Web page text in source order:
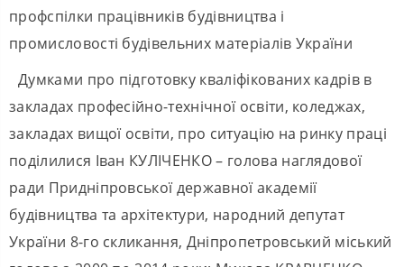
профспілки працівників будівництва і
промисловості будівельних матеріалів України
Думками про підготовку кваліфікованих кадрів в
закладах професійно-технічної освіти, коледжах,
закладах вищої освіти, про ситуацію на ринку праці
поділилися Іван КУЛІЧЕНКО – голова наглядової
ради Придніпровської державної академії
будівництва та архітектури, народний депутат
України 8-го скликання, Дніпропетровський міський